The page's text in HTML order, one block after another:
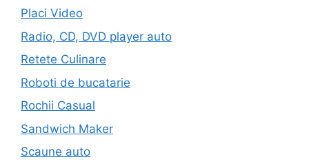
Placi Video
Radio, CD, DVD player auto
Retete Culinare
Roboti de bucatarie
Rochii Casual
Sandwich Maker
Scaune auto